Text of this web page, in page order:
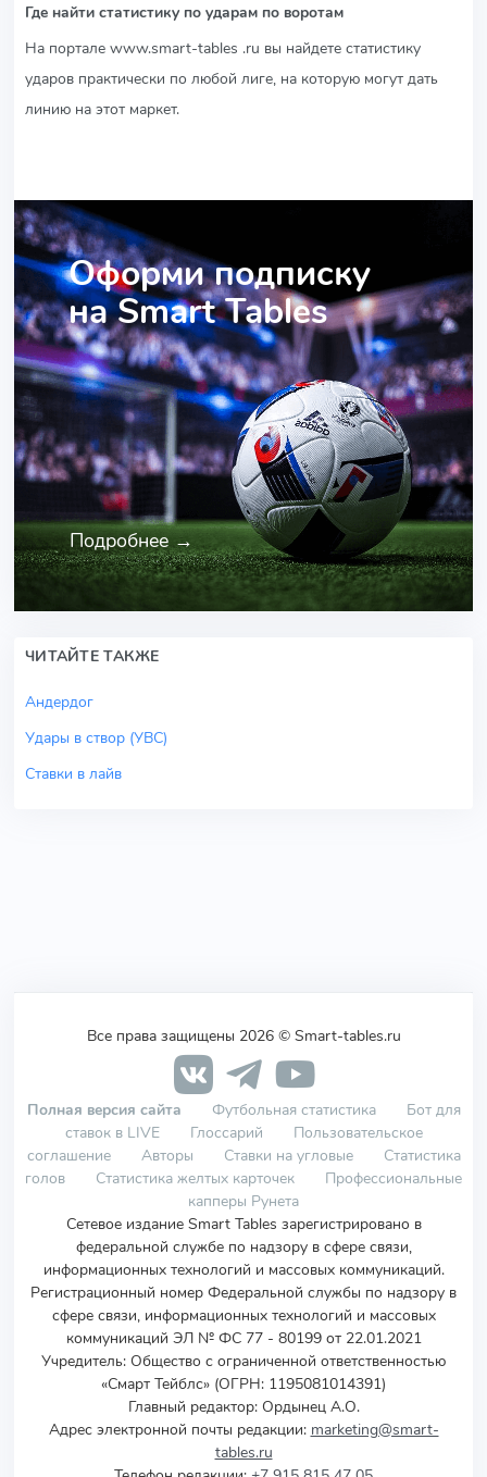
Где найти статистику по ударам по воротам
На портале www.smart-tables .ru вы найдете статистику
ударов практически по любой лиге, на которую могут дать
линию на этот маркет.
Оформи подписку
на Smart Tables
Подробнее →
ЧИТАЙТЕ ТАКЖЕ
Андердог
Удары в створ (УВС)
Ставки в лайв
Все права защищены 2026 © Smart-tables.ru
Полная версия сайта Футбольная статистика
Бот для
ставок в LIVE
Глоссарий
Пользовательское
соглашение
Авторы Ставки на угловые
Статистика
голов
Статистика желтых карточек
Профессиональные
капперы Рунета
Сетевое издание Smart Tables зарегистрировано в
федеральной службе по надзору в сфере связи,
информационных технологий и массовых коммуникаций.
Регистрационный номер Федеральной службы по надзору в
сфере связи, информационных технологий и массовых
коммуникаций ЭЛ № ФС 77 - 80199 от 22.01.2021
Учредитель: Общество с ограниченной ответственностью
«Смарт Тейблс» (ОГРН: 1195081014391)
Главный редактор: Ордынец А.О.
Адрес электронной почты редакции: marketing@smart-
tables.ru